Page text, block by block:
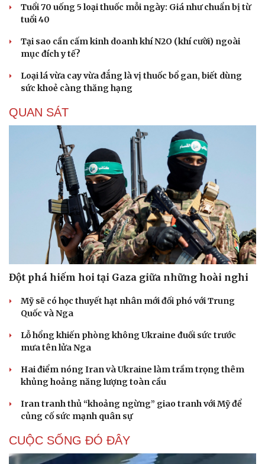
Cải chính
Tuổi 70 uống 5 loại thuốc mỗi ngày: Giá như chuẩn bị từ
tuổi 40
Tại sao cần cấm kinh doanh khí N2O (khí cười) ngoài
mục đích y tế?
Loại lá vừa cay vừa đắng là vị thuốc bổ gan, biết dùng
sức khoẻ càng thăng hạng
QUAN SÁT
Đột phá hiếm hoi tại Gaza giữa những hoài nghi
Mỹ sẽ có học thuyết hạt nhân mới đối phó với Trung
Quốc và Nga
Lỗ hổng khiến phòng không Ukraine đuối sức trước
mưa tên lửa Nga
Hai điểm nóng Iran và Ukraine làm trầm trọng thêm
khủng hoảng năng lượng toàn cầu
Iran tranh thủ “khoảng ngừng” giao tranh với Mỹ để
củng cố sức mạnh quân sự
CUỘC SỐNG ĐÓ ĐÂY